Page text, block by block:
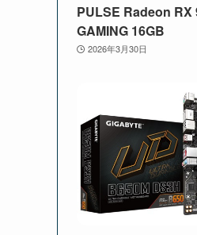
PULSE Radeon RX
GAMING 16GB
2026年3月30日